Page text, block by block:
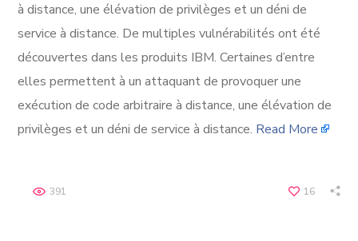
à distance, une élévation de privilèges et un déni de
service à distance. De multiples vulnérabilités ont été
découvertes dans les produits IBM. Certaines d’entre
elles permettent à un attaquant de provoquer une
exécution de code arbitraire à distance, une élévation de
privilèges et un déni de service à distance. Read More
16
391